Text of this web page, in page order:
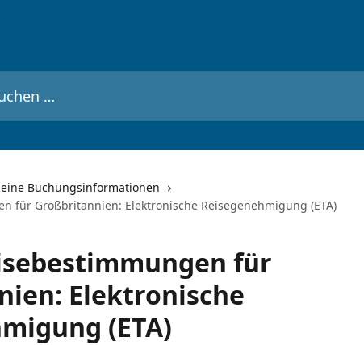
Buchungsinformationen
für Großbritannien: Elektronische Reisegenehmigung (ETA)
für
Elektronische
(ETA)